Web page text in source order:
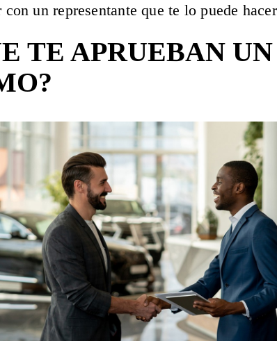
un representante que te lo puede
TE APRUEBAN UN